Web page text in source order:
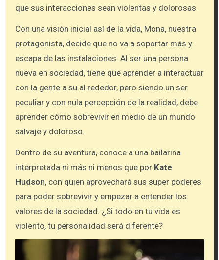
que sus interacciones sean violentas y dolorosas.
Con una visión inicial así de la vida, Mona, nuestra
protagonista, decide que no va a soportar más y
escapa de las instalaciones. Al ser una persona
nueva en sociedad, tiene que aprender a interactuar
con la gente a su al rededor, pero siendo un ser
peculiar y con nula percepción de la realidad, debe
aprender cómo sobrevivir en medio de un mundo
salvaje y doloroso.
Dentro de su aventura, conoce a una bailarina
interpretada ni más ni menos que por Kate
Hudson, con quien aprovechará sus super poderes
para poder sobrevivir y empezar a entender los
valores de la sociedad. ¿Si todo en tu vida es
violento, tu personalidad será diferente?